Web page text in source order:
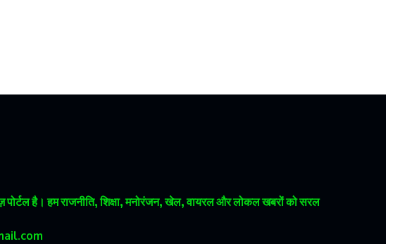
पोर्टल है। हम राजनीति, शिक्षा, मनोरंजन, खेल, वायरल और लोकल खबरों को सरल